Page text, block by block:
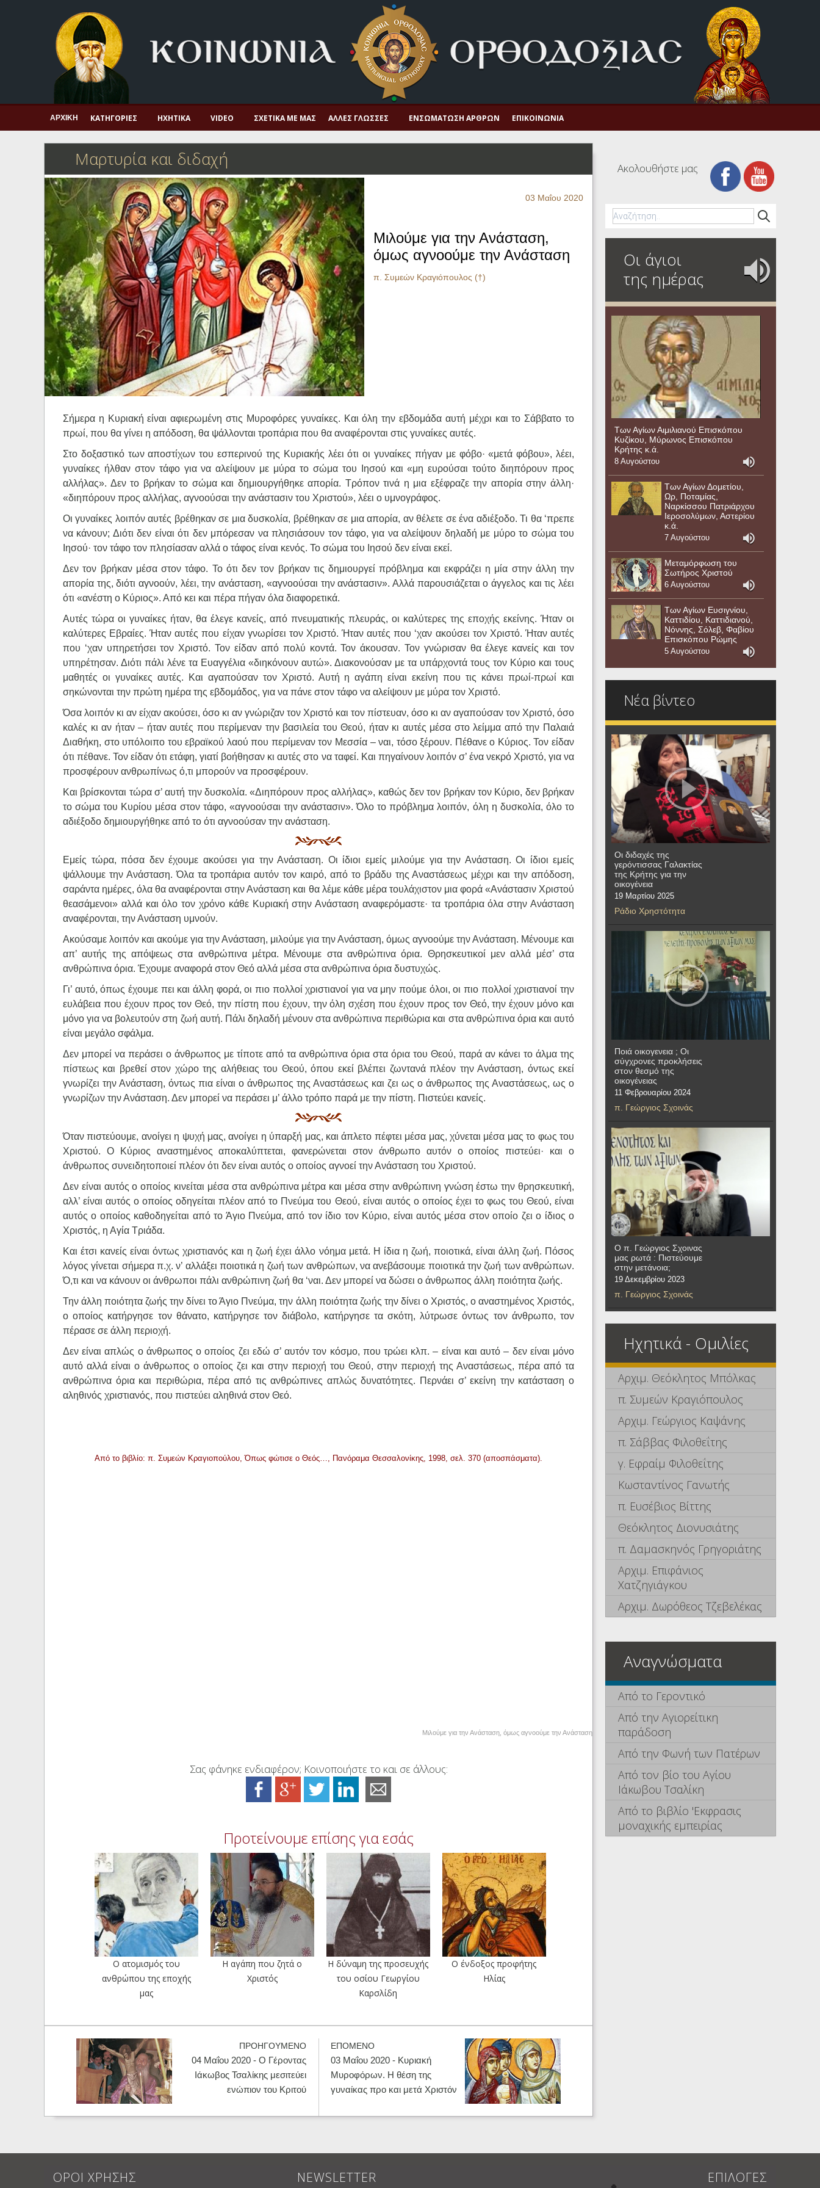
Πνευματική ζωή
Μαρτυρία και διδαχή
Λατρεία και προσευχή
Αγιολόγιο – Εορτολόγιο
Η πίστη στην εποχή μας
Ορθόδοξη οικογένεια
Ορθόδοξο προσκυνητάριο
Σκέψεις-προβληματισμοί
ΑΡΧΙΚΉ ΚΑΤΗΓΟΡΊΕΣ ΗΧΗΤΙΚΆ VIDEO ΣΧΕΤΙΚΆ ΜΕ ΜΑΣ ΆΛΛΕΣ ΓΛΏΣΣΕΣ ΕΝΣΩΜΆΤΩΣΗ ΆΡΘΡΩΝ ΕΠΙΚΟΙΝΩΝΊΑ
Μαρτυρία και διδαχή
03 Μαΐου 2020
Μιλούμε για την Ανάσταση,
όμως αγνοούμε την Ανάσταση
π. Συμεών Κραγιόπουλος (†)
Σήμερα η Κυριακή είναι αφιερωμένη στις Μυροφόρες γυναίκες. Και όλη την εβδομάδα αυτή μέχρι και το Σάββατο το
πρωί, που θα γίνει η απόδοση, θα ψάλλονται τροπάρια που θα αναφέρονται στις γυναίκες αυτές.
Στο δοξαστικό των αποστίχων του εσπερινού της Κυριακής λέει ότι οι γυναίκες πήγαν με φόβο· «μετά φόβου», λέει,
γυναίκες ήλθαν στον τάφο για να αλείψουν με μύρα το σώμα του Ιησού και «μη ευρούσαι τούτο διηπόρουν προς
αλλήλας». Δεν το βρήκαν το σώμα και δημιουργήθηκε απορία. Τρόπον τινά η μια εξέφραζε την απορία στην άλλη·
«διηπόρουν προς αλλήλας, αγνοούσαι την ανάστασιν του Χριστού», λέει ο υμνογράφος.
Οι γυναίκες λοιπόν αυτές βρέθηκαν σε μια δυσκολία, βρέθηκαν σε μια απορία, αν θέλετε σε ένα αδιέξοδο. Τι θα ‘πρεπε
να κάνουν; Διότι δεν είναι ότι δεν μπόρεσαν να πλησιάσουν τον τάφο, για να αλείψουν δηλαδή με μύρο το σώμα του
Ιησού· τον τάφο τον πλησίασαν αλλά ο τάφος είναι κενός. Το σώμα του Ιησού δεν είναι εκεί.
Δεν τον βρήκαν μέσα στον τάφο. Το ότι δεν τον βρήκαν τις δημιουργεί πρόβλημα και εκφράζει η μία στην άλλη την
απορία της, διότι αγνοούν, λέει, την ανάσταση, «αγνοούσαι την ανάστασιν». Αλλά παρουσιάζεται ο άγγελος και τις λέει
ότι «ανέστη ο Κύριος». Από κει και πέρα πήγαν όλα διαφορετικά.
Αυτές τώρα οι γυναίκες ήταν, θα έλεγε κανείς, από πνευματικής πλευράς, οι καλύτερες της εποχής εκείνης. Ήταν οι
καλύτερες Εβραίες. Ήταν αυτές που είχαν γνωρίσει τον Χριστό. Ήταν αυτές που ‘χαν ακούσει τον Χριστό. Ήταν αυτές
που ‘χαν υπηρετήσει τον Χριστό. Τον είδαν από πολύ κοντά. Τον άκουσαν. Τον γνώρισαν θα έλεγε κανείς και τον
υπηρέτησαν. Διότι πάλι λένε τα Ευαγγέλια «διηκόνουν αυτώ». Διακονούσαν με τα υπάρχοντά τους τον Κύριο και τους
μαθητές οι γυναίκες αυτές. Και αγαπούσαν τον Χριστό. Αυτή η αγάπη είναι εκείνη που τις κάνει πρωί-πρωί και
σηκώνονται την πρώτη ημέρα της εβδομάδος, για να πάνε στον τάφο να αλείψουν με μύρα τον Χριστό.
Όσα λοιπόν κι αν είχαν ακούσει, όσο κι αν γνώριζαν τον Χριστό και τον πίστευαν, όσο κι αν αγαπούσαν τον Χριστό, όσο
καλές κι αν ήταν – ήταν αυτές που περίμεναν την βασιλεία του Θεού, ήταν κι αυτές μέσα στο λείμμα από την Παλαιά
Διαθήκη, στο υπόλοιπο του εβραϊκού λαού που περίμεναν τον Μεσσία – ναι, τόσο ξέρουν. Πέθανε ο Κύριος. Τον είδαν
ότι πέθανε. Τον είδαν ότι ετάφη, γιατί βοήθησαν κι αυτές στο να ταφεί. Και πηγαίνουν λοιπόν σ’ ένα νεκρό Χριστό, για να
προσφέρουν ανθρωπίνως ό,τι μπορούν να προσφέρουν.
Και βρίσκονται τώρα σ’ αυτή την δυσκολία. «Διηπόρουν προς αλλήλας», καθώς δεν τον βρήκαν τον Κύριο, δεν βρήκαν
το σώμα του Κυρίου μέσα στον τάφο, «αγνοούσαι την ανάστασιν». Όλο το πρόβλημα λοιπόν, όλη η δυσκολία, όλο το
αδιέξοδο δημιουργήθηκε από το ότι αγνοούσαν την ανάσταση.
Εμείς τώρα, πόσα δεν έχουμε ακούσει για την Ανάσταση. Οι ίδιοι εμείς μιλούμε για την Ανάσταση. Οι ίδιοι εμείς
ψάλλουμε την Ανάσταση. Όλα τα τροπάρια αυτόν τον καιρό, από το βράδυ της Αναστάσεως μέχρι και την απόδοση,
σαράντα ημέρες, όλα θα αναφέρονται στην Ανάσταση και θα λέμε κάθε μέρα τουλάχιστον μια φορά «Ανάστασιν Χριστού
θεασάμενοι» αλλά και όλο τον χρόνο κάθε Κυριακή στην Ανάσταση αναφερόμαστε· τα τροπάρια όλα στην Ανάσταση
αναφέρονται, την Ανάσταση υμνούν.
Ακούσαμε λοιπόν και ακούμε για την Ανάσταση, μιλούμε για την Ανάσταση, όμως αγνοούμε την Ανάσταση. Μένουμε και
απ’ αυτής της απόψεως στα ανθρώπινα μέτρα. Μένουμε στα ανθρώπινα όρια. Θρησκευτικοί μεν αλλά μέσ’ στα
ανθρώπινα όρια. Έχουμε αναφορά στον Θεό αλλά μέσα στα ανθρώπινα όρια δυστυχώς.
Γι’ αυτό, όπως έχουμε πει και άλλη φορά, οι πιο πολλοί χριστιανοί για να μην πούμε όλοι, οι πιο πολλοί χριστιανοί την
ευλάβεια που έχουν προς τον Θεό, την πίστη που έχουν, την όλη σχέση που έχουν προς τον Θεό, την έχουν μόνο και
μόνο για να βολευτούν στη ζωή αυτή. Πάλι δηλαδή μένουν στα ανθρώπινα περιθώρια και στα ανθρώπινα όρια και αυτό
είναι μεγάλο σφάλμα.
Δεν μπορεί να περάσει ο άνθρωπος με τίποτε από τα ανθρώπινα όρια στα όρια του Θεού, παρά αν κάνει το άλμα της
πίστεως και βρεθεί στον χώρο της αλήθειας του Θεού, όπου εκεί βλέπει ζωντανά πλέον την Ανάσταση, όντως εκεί
γνωρίζει την Ανάσταση, όντως πια είναι ο άνθρωπος της Αναστάσεως και ζει ως ο άνθρωπος της Αναστάσεως, ως ο
γνωρίζων την Ανάσταση. Δεν μπορεί να περάσει μ’ άλλο τρόπο παρά με την πίστη. Πιστεύει κανείς.
Όταν πιστεύουμε, ανοίγει η ψυχή μας, ανοίγει η ύπαρξή μας, και άπλετο πέφτει μέσα μας, χύνεται μέσα μας το φως του
Χριστού. Ο Κύριος αναστημένος αποκαλύπτεται, φανερώνεται στον άνθρωπο αυτόν ο οποίος πιστεύει· και ο
άνθρωπος συνειδητοποιεί πλέον ότι δεν είναι αυτός ο οποίος αγνοεί την Ανάσταση του Χριστού.
Δεν είναι αυτός ο οποίος κινείται μέσα στα ανθρώπινα μέτρα και μέσα στην ανθρώπινη γνώση έστω την θρησκευτική,
αλλ’ είναι αυτός ο οποίος οδηγείται πλέον από το Πνεύμα του Θεού, είναι αυτός ο οποίος έχει το φως του Θεού, είναι
αυτός ο οποίος καθοδηγείται από το Άγιο Πνεύμα, από τον ίδιο τον Κύριο, είναι αυτός μέσα στον οποίο ζει ο ίδιος ο
Χριστός, η Αγία Τριάδα.
Και έτσι κανείς είναι όντως χριστιανός και η ζωή έχει άλλο νόημα μετά. Η ίδια η ζωή, ποιοτικά, είναι άλλη ζωή. Πόσος
λόγος γίνεται σήμερα π.χ. ν’ αλλάξει ποιοτικά η ζωή των ανθρώπων, να ανεβάσουμε ποιοτικά την ζωή των ανθρώπων.
Ό,τι και να κάνουν οι άνθρωποι πάλι ανθρώπινη ζωή θα ‘ναι. Δεν μπορεί να δώσει ο άνθρωπος άλλη ποιότητα ζωής.
Την άλλη ποιότητα ζωής την δίνει το Άγιο Πνεύμα, την άλλη ποιότητα ζωής την δίνει ο Χριστός, ο αναστημένος Χριστός,
ο οποίος κατήργησε τον θάνατο, κατήργησε τον διάβολο, κατήργησε τα σκότη, λύτρωσε όντως τον άνθρωπο, τον
πέρασε σε άλλη περιοχή.
Δεν είναι απλώς ο άνθρωπος ο οποίος ζει εδώ σ’ αυτόν τον κόσμο, που τρώει κλπ. – είναι και αυτό – δεν είναι μόνο
αυτό αλλά είναι ο άνθρωπος ο οποίος ζει και στην περιοχή του Θεού, στην περιοχή της Αναστάσεως, πέρα από τα
ανθρώπινα όρια και περιθώρια, πέρα από τις ανθρώπινες απλώς δυνατότητες. Περνάει σ’ εκείνη την κατάσταση ο
αληθινός χριστιανός, που πιστεύει αληθινά στον Θεό.
Από το βιβλίο: π. Συμεών Κραγιοπούλου, Όπως φώτισε ο Θεός…, Πανόραμα Θεσσαλονίκης, 1998, σελ. 370 (αποσπάσματα).
Μιλούμε για την Ανάσταση, όμως αγνοούμε την Ανάσταση
Σας φάνηκε ενδιαφέρον; Κοινοποιήστε το και σε άλλους:
Προτείνουμε επίσης για εσάς
Ο ατομισμός του
ανθρώπου της εποχής
μας
Η αγάπη που ζητά ο
Χριστός
Η δύναμη της προσευχής
του οσίου Γεωργίου
Καρσλίδη
O ένδοξος προφήτης
Ηλίας
ΠΡΟΗΓΟΥΜΕΝΟ
04 Μαΐου 2020 - Ο Γέροντας
Ιάκωβος Τσαλίκης μεσιτεύει
ενώπιον του Κριτού
ΕΠΟΜΕΝΟ
03 Μαΐου 2020 - Κυριακή
Μυροφόρων. Η θέση της
γυναίκας προ και μετά Χριστόν
Ακολουθήστε μας
Οι άγιοι
της ημέρας
Των Αγίων Αιμιλιανού Επισκόπου
Κυζίκου, Μύρωνος Επισκόπου
Κρήτης κ.ά.
8 Αυγούστου
Των Αγίων Δομετίου,
Ωρ, Ποταμίας,
Ναρκίσσου Πατριάρχου
Ιεροσολύμων, Αστερίου
κ.ά.
7 Αυγούστου
Μεταμόρφωση του
Σωτήρος Χριστού
6 Αυγούστου
Των Αγίων Ευσιγνίου,
Καττιδίου, Καττιδιανού,
Νόννης, Σόλεβ, Φαβίου
Επισκόπου Ρώμης
5 Αυγούστου
Νέα βίντεο
Οι διδαχές της
γερόντισσας Γαλακτίας
της Κρήτης για την
οικογένεια
19 Μαρτίου 2025
Ράδιο Χρηστότητα
Ποιά οικογενεια ; Οι
σύγχρονες προκλήσεις
στον θεσμό της
οικογένειας
11 Φεβρουαρίου 2024
π. Γεώργιος Σχοινάς
Ο π. Γεώργιος Σχοινας
μας ρωτά : Πιστεύουμε
στην μετάνοια;
19 Δεκεμβρίου 2023
π. Γεώργιος Σχοινάς
Ηχητικά - Ομιλίες
Αρχιμ. Θεόκλητος Μπόλκας
π. Συμεών Κραγιόπουλος
Αρχιμ. Γεώργιος Καψάνης
π. Σάββας Φιλοθεΐτης
γ. Εφραίμ Φιλοθεΐτης
Κωσταντίνος Γανωτής
π. Ευσέβιος Βίττης
Θεόκλητος Διονυσιάτης
π. Δαμασκηνός Γρηγοριάτης
Αρχιμ. Επιφάνιος
Χατζηγιάγκου
Αρχιμ. Δωρόθεος Τζεβελέκας
Αναγνώσματα
Από το Γεροντικό
Από την Αγιορείτικη
παράδοση
Από την Φωνή των Πατέρων
Από τον βίο του Αγίου
Ιάκωβου Τσαλίκη
Από το βιβλίο 'Εκφρασις
μοναχικής εμπειρίας
ΟΡΟΙ ΧΡΗΣΗΣ NEWSLETTER ΕΠΙΛΟΓΕΣ